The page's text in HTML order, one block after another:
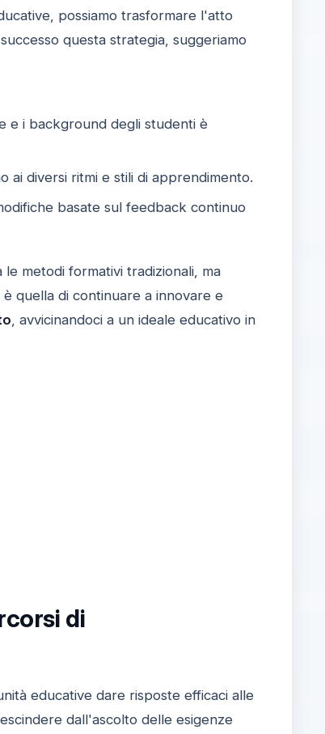
possiamo trasformare l'atto
questa strategia, suggeriamo
e i background degli studenti è
ai diversi ritmi e stili di apprendimento.
basate sul feedback continuo
metodi formativi tradizionali, ma
quella di continuare a innovare e
, avvicinandoci a un ideale educativo in
di
educative dare risposte efficaci alle
dall'ascolto delle esigenze